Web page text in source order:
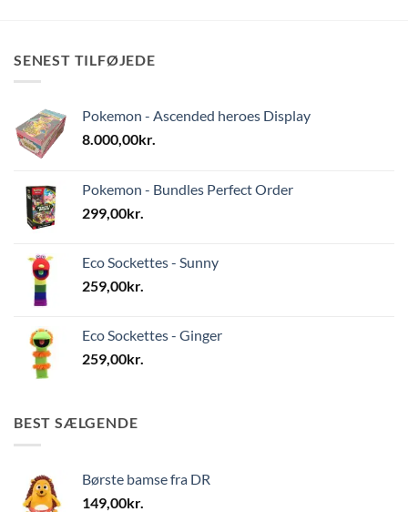
SENEST TILFØJEDE
Pokemon - Ascended heroes Display
8.000,00kr.
Pokemon - Bundles Perfect Order
299,00kr.
Eco Sockettes - Sunny
259,00kr.
Eco Sockettes - Ginger
259,00kr.
BEST SÆLGENDE
Børste bamse fra DR
149,00kr.